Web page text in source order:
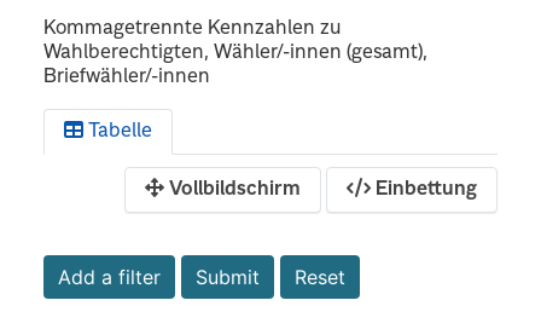
Kommagetrennte Kennzahlen zu
Wahlberechtigten, Wähler/-innen (gesamt),
Briefwähler/-innen
Tabelle
Vollbildschirm Einbettung